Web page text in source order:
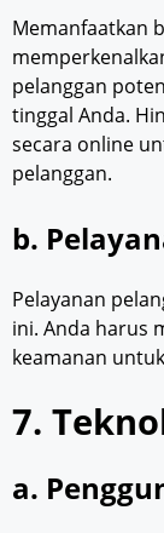
Memanfaatkan
pelanggan
tinggal Anda.
secara online
pelanggan.
b.
Pelayanan
ini. Anda harus
keamanan
7.
a.